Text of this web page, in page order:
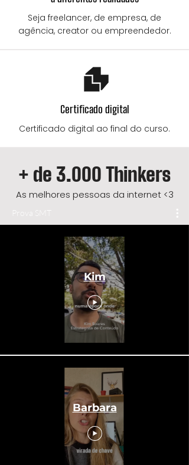
Seja freelancer, de empresa, de
agência, creator ou empreendedor.
Certificado digital
Certificado digital ao final do curso.
+ de 3.000 Thinkers
As melhores pessoas da internet <3
Prova SMT
Kim
Barbara